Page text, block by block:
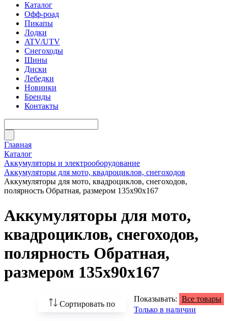
Каталог
Офф-роад
Пикапы
Лодки
ATV/UTV
Снегоходы
Шины
Диски
Лебедки
Новинки
Бренды
Контакты
Главная
Каталог
Аккумуляторы и электрооборудование
Аккумуляторы для мото, квадроциклов, снегоходов
Аккумуляторы для мото, квадроциклов, снегоходов,
полярность Обратная, размером 135x90x167
Аккумуляторы для мото,
квадроциклов, снегоходов,
полярность Обратная,
размером 135x90x167
Сортировать по
Показывать: Все товары
Только в наличии